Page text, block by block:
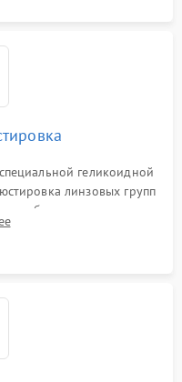
геликоидной
линзовых групп
для устранения